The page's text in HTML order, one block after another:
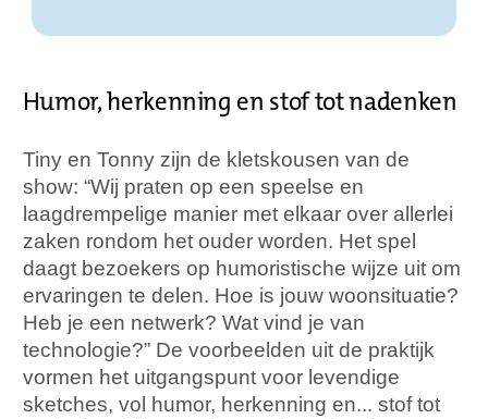
Humor, herkenning en stof tot nadenken
Tiny en Tonny zijn de kletskousen van de
show: “Wij praten op een speelse en
laagdrempelige manier met elkaar over allerlei
zaken rondom het ouder worden. Het spel
daagt bezoekers op humoristische wijze uit om
ervaringen te delen. Hoe is jouw woonsituatie?
Heb je een netwerk? Wat vind je van
technologie?” De voorbeelden uit de praktijk
vormen het uitgangspunt voor levendige
sketches, vol humor, herkenning en... stof tot